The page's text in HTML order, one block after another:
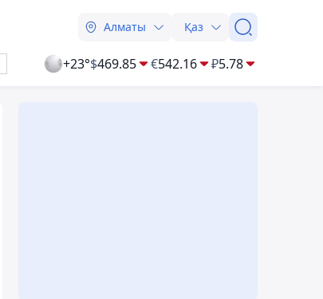
Алматы Қаз
+23°$469.85 €542.16 ₽5.78